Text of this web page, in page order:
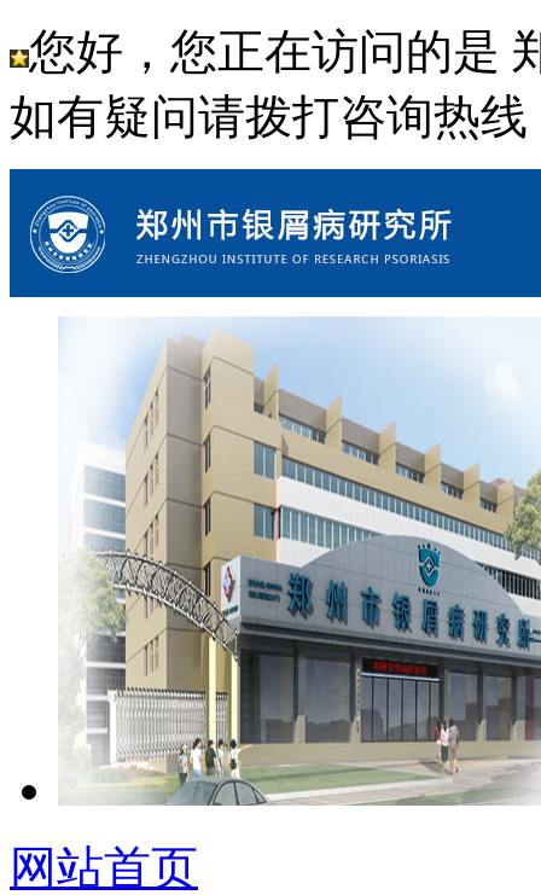
您好，您正在访问的是
如有疑问请拨打咨询热线
网站首页